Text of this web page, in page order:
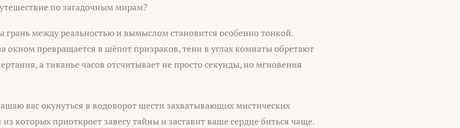
по загадочным мирам?
грань между реальностью и вымыслом становится особенно тонкой.
окном превращается в шёпот призраков, тени в углах комнаты обретают
а тиканье часов отсчитывает не просто секунды, но мгновения
вас окунуться в водоворот шести захватывающих мистических
которых приоткроет завесу тайны и заставит ваше сердце биться чаще.